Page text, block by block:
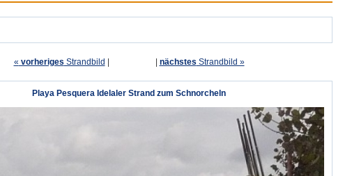
« vorheriges Strandbild nächstes Strandbild »
Playa Pesquera Idelaler Strand zum Schnorcheln